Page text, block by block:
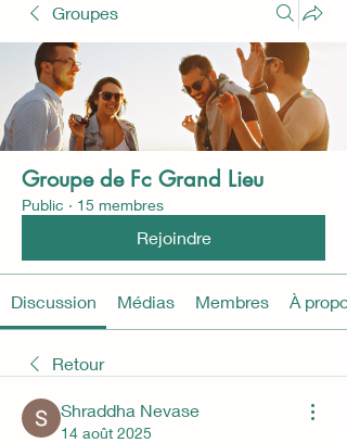
Groupes
Groupe de Fc Grand Lieu
Public · 15 membres
Rejoindre
Discussion Médias Membres À propos
Retour
Shraddha Nevase
14 août 2025